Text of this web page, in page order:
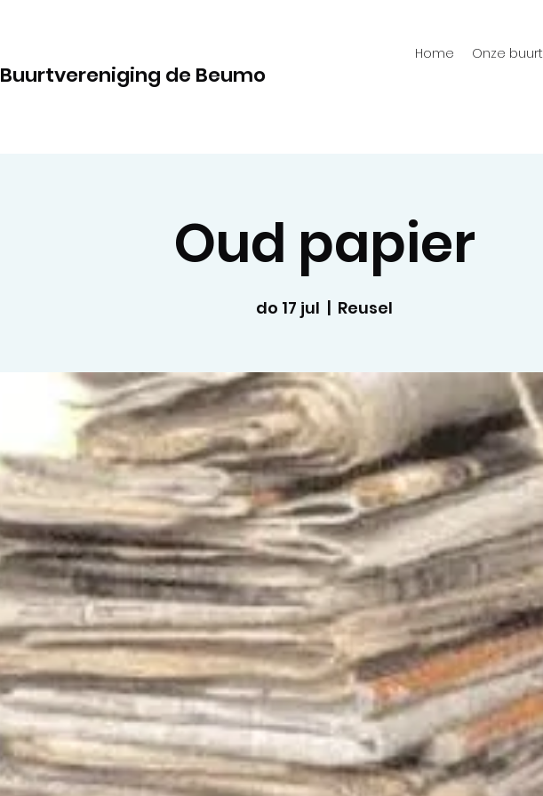
Buurtvereniging de Beumo
Home Onze buurt
Oud papier
do 17 jul
  |
Reusel